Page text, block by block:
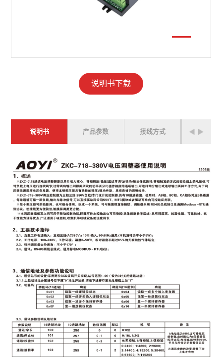
说明书下载
说明书 产品参数 接线方式